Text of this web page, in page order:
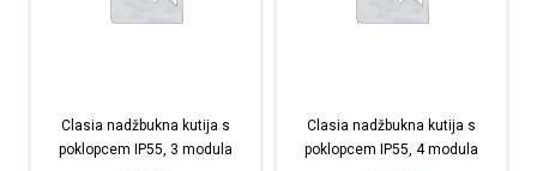
Clasia nadžbukna kutija s
poklopcem IP55, 3 modula
Clasia nadžbukna kutija s
poklopcem IP55, 4 modula